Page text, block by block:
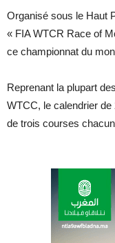
Organisé sous le Haut
« FIA WTCR Race of
ce championnat du
Reprenant la plupart
WTCC, le calendrier
de trois courses